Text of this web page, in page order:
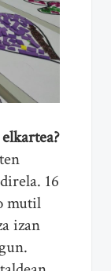
16
mutil
izan